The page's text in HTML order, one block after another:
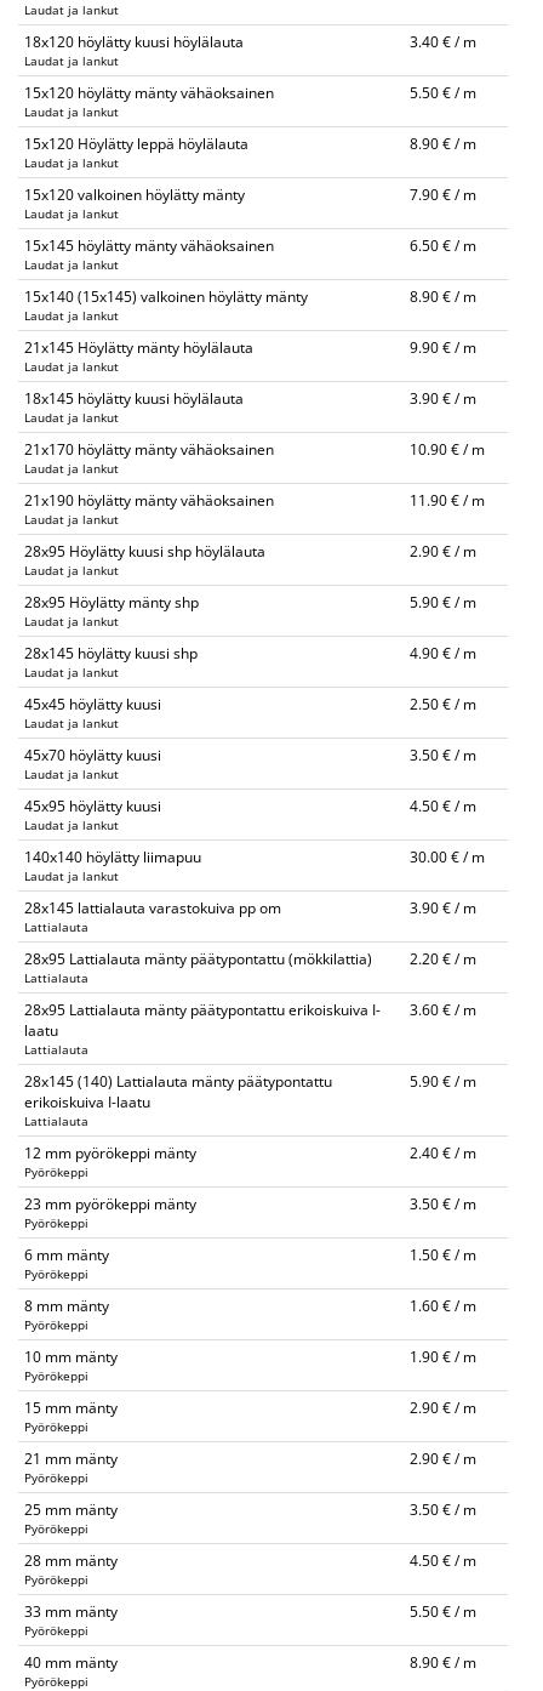
Laudat ja lankut
18x120 höylätty kuusi höylälauta
Laudat ja lankut
3.40 € / m
15x120 höylätty mänty vähäoksainen
Laudat ja lankut
5.50 € / m
15x120 Höylätty leppä höylälauta
Laudat ja lankut
8.90 € / m
15x120 valkoinen höylätty mänty
Laudat ja lankut
7.90 € / m
15x145 höylätty mänty vähäoksainen
Laudat ja lankut
6.50 € / m
15x140 (15x145) valkoinen höylätty mänty
Laudat ja lankut
8.90 € / m
21x145 Höylätty mänty höylälauta
Laudat ja lankut
9.90 € / m
18x145 höylätty kuusi höylälauta
Laudat ja lankut
3.90 € / m
21x170 höylätty mänty vähäoksainen
Laudat ja lankut
10.90 € / m
21x190 höylätty mänty vähäoksainen
Laudat ja lankut
11.90 € / m
28x95 Höylätty kuusi shp höylälauta
Laudat ja lankut
2.90 € / m
28x95 Höylätty mänty shp
Laudat ja lankut
5.90 € / m
28x145 höylätty kuusi shp
Laudat ja lankut
4.90 € / m
45x45 höylätty kuusi
Laudat ja lankut
2.50 € / m
45x70 höylätty kuusi
Laudat ja lankut
3.50 € / m
45x95 höylätty kuusi
Laudat ja lankut
4.50 € / m
140x140 höylätty liimapuu
Laudat ja lankut
30.00 € / m
28x145 lattialauta varastokuiva pp om
Lattialauta
3.90 € / m
28x95 Lattialauta mänty päätypontattu (mökkilattia)
Lattialauta
2.20 € / m
28x95 Lattialauta mänty päätypontattu erikoiskuiva I-
laatu
Lattialauta
3.60 € / m
28x145 (140) Lattialauta mänty päätypontattu
erikoiskuiva I-laatu
Lattialauta
5.90 € / m
12 mm pyörökeppi mänty
Pyörökeppi
2.40 € / m
23 mm pyörökeppi mänty
Pyörökeppi
3.50 € / m
6 mm mänty
Pyörökeppi
1.50 € / m
8 mm mänty
Pyörökeppi
1.60 € / m
10 mm mänty
Pyörökeppi
1.90 € / m
15 mm mänty
Pyörökeppi
2.90 € / m
21 mm mänty
Pyörökeppi
2.90 € / m
25 mm mänty
Pyörökeppi
3.50 € / m
28 mm mänty
Pyörökeppi
4.50 € / m
33 mm mänty
Pyörökeppi
5.50 € / m
40 mm mänty
Pyörökeppi
8.90 € / m